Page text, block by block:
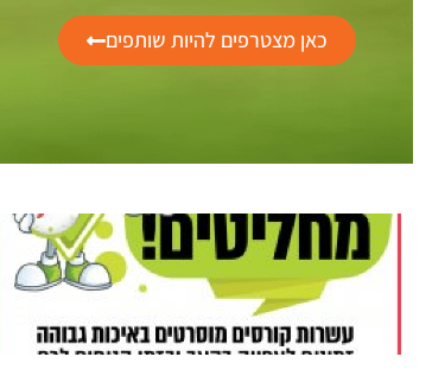
כאן מצטרפים להיות שותפים